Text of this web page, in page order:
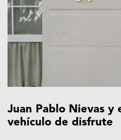
Juan Pablo Nievas y
vehículo de disfrute